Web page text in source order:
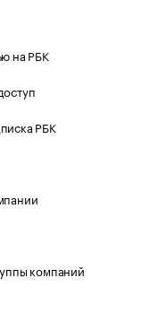
на РБК
РБК
компаний